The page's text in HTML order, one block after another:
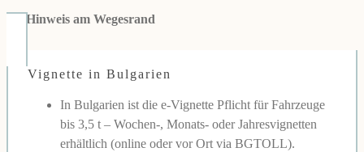
Hinweis am Wegesrand
Vignette in Bulgarien
In Bulgarien ist die e-Vignette Pflicht für Fahrzeuge
bis 3,5 t – Wochen-, Monats- oder Jahresvignetten
erhältlich (online oder vor Ort via BGTOLL).